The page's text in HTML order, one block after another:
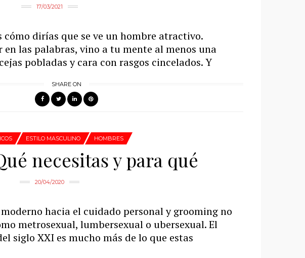
17/03/2021
cómo dirías que se ve un hombre atractivo.
las palabras, vino a tu mente al menos una
pobladas y cara con rasgos cincelados. Y
SHARE ON
ESTILO MASCULINO HOMBRES
necesitas y para qué
20/04/2020
hacia el cuidado personal y grooming no
metrosexual, lumbersexual o ubersexual. El
siglo XXI es mucho más de lo que estas